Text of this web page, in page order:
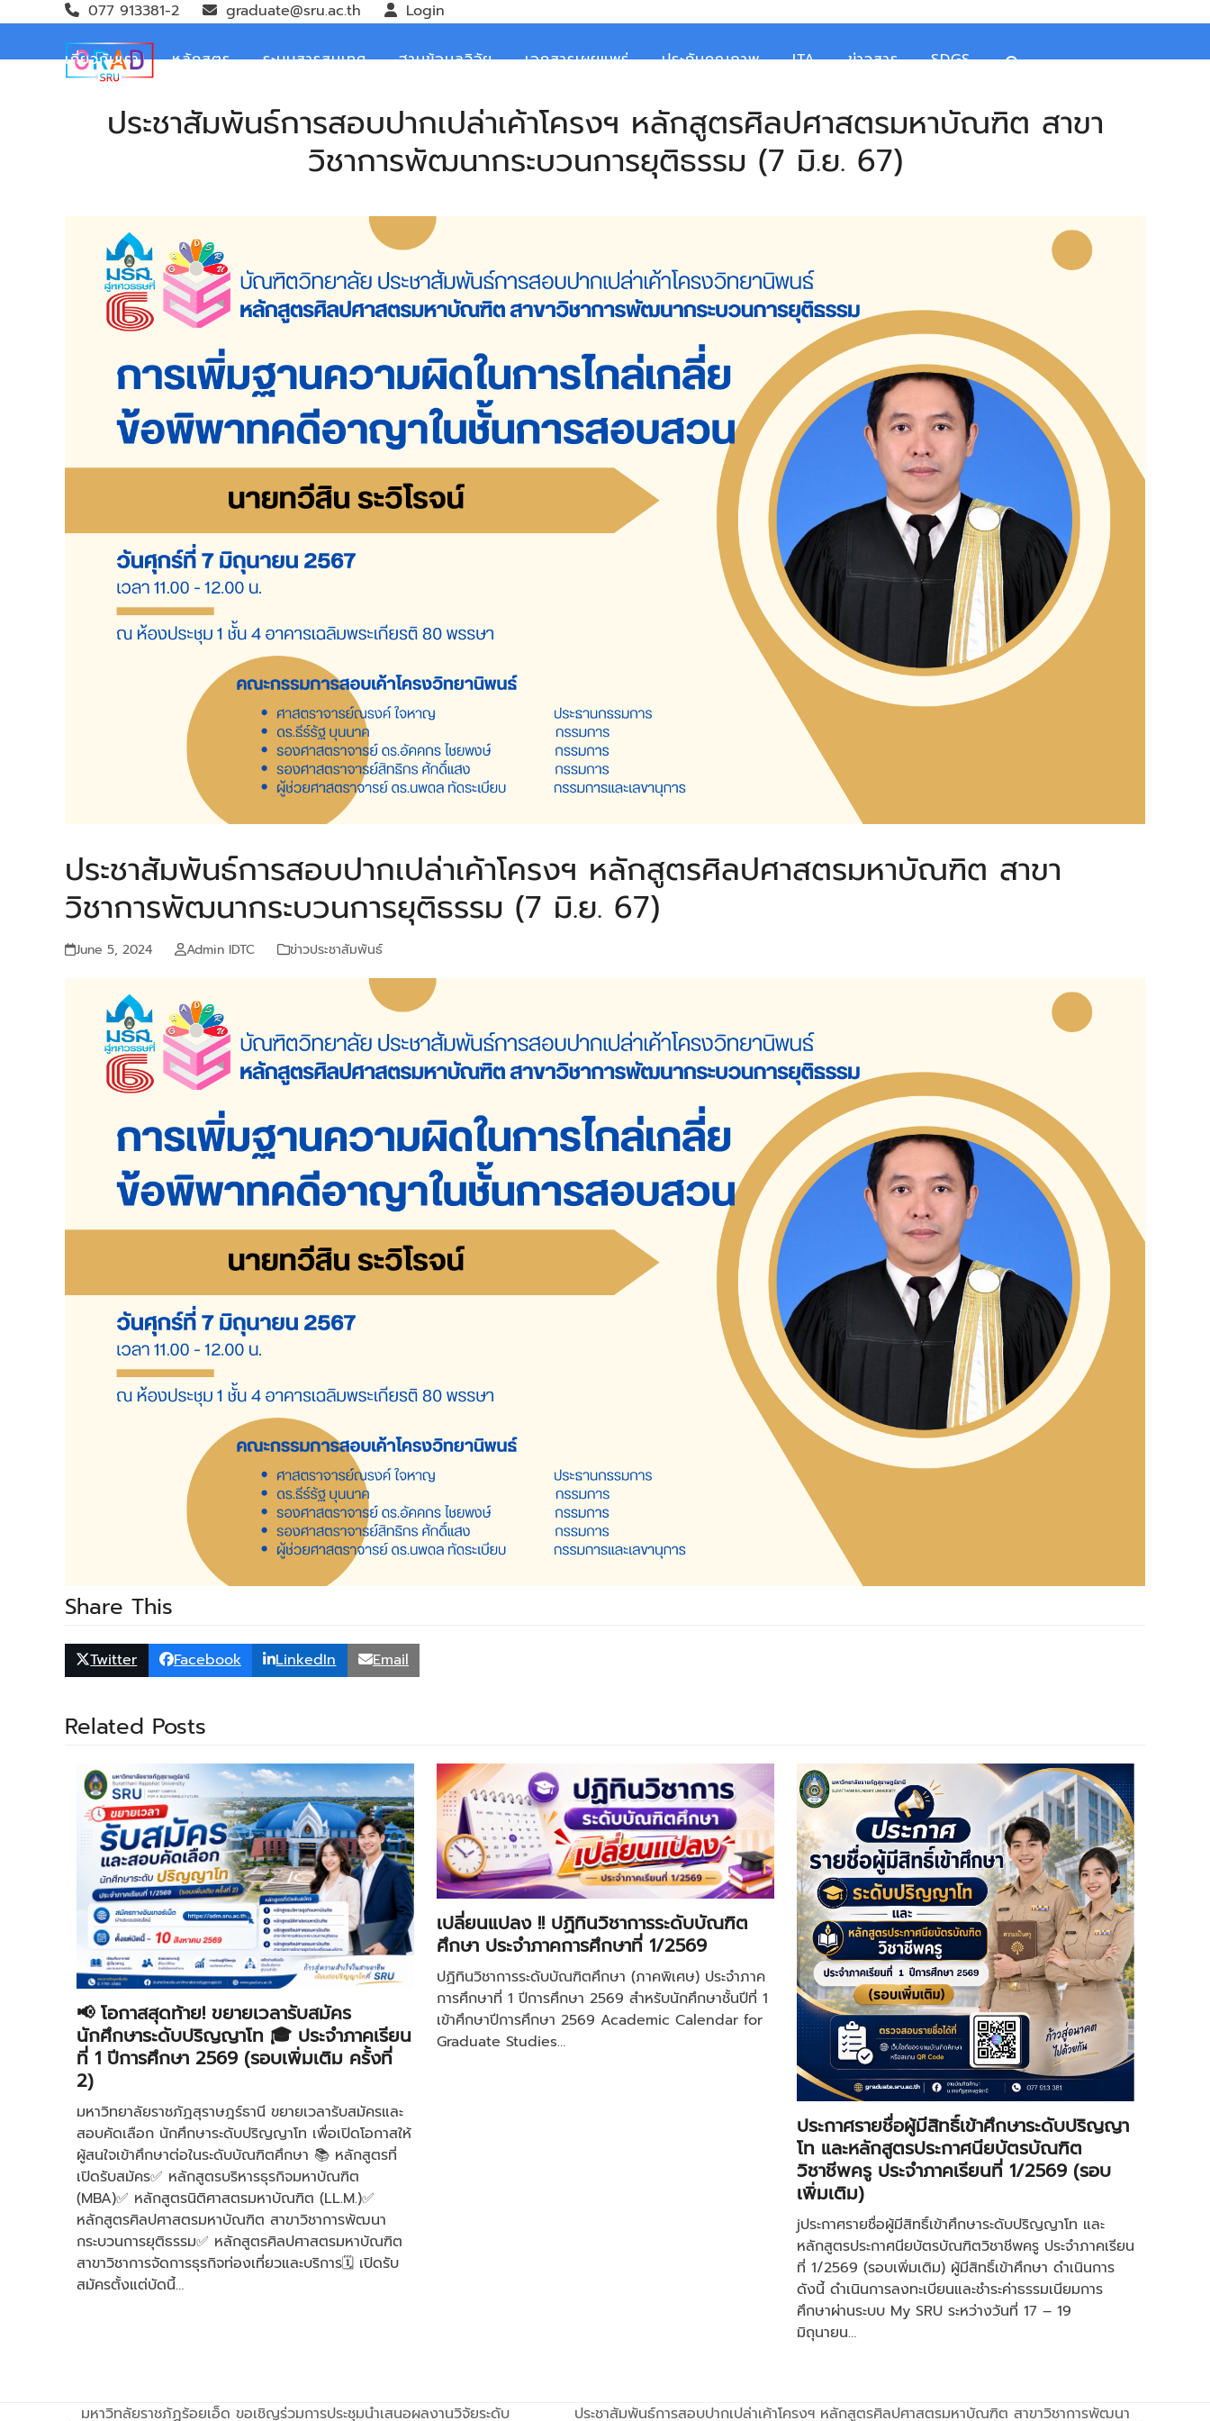
content
077 913381-2 graduate@sru.ac.th Login
เกี่ยวกับเรา หลักสูตร ระบบสารสนเทศ ฐานข้อมูลวิจัย เอกสารเผยแพร่ ประกันคุณภาพ ITA ข่าวสาร SDGS
ประชาสัมพันธ์การสอบปากเปล่าเค้าโครงฯ หลักสูตรศิลปศาสตรมหาบัณฑิต สาขา
วิชาการพัฒนากระบวนการยุติธรรม (7 มิ.ย. 67)
ประชาสัมพันธ์การสอบปากเปล่าเค้าโครงฯ หลักสูตรศิลปศาสตรมหาบัณฑิต สาขา
วิชาการพัฒนากระบวนการยุติธรรม (7 มิ.ย. 67)
June 5, 2024 Admin IDTC ข่าวประชาสัมพันธ์
Share This
Twitter Facebook LinkedIn Email
Related Posts
📢 โอกาสสุดท้าย! ขยายเวลารับสมัคร
นักศึกษาระดับปริญญาโท 🎓 ประจำภาคเรียน
ที่ 1 ปีการศึกษา 2569 (รอบเพิ่มเติม ครั้งที่
2)
มหาวิทยาลัยราชภัฏสุราษฎร์ธานี ขยายเวลารับสมัครและ
สอบคัดเลือก นักศึกษาระดับปริญญาโท เพื่อเปิดโอกาสให้
ผู้สนใจเข้าศึกษาต่อในระดับบัณฑิตศึกษา 📚 หลักสูตรที่
เปิดรับสมัคร✅ หลักสูตรบริหารธุรกิจมหาบัณฑิต
(MBA)✅ หลักสูตรนิติศาสตรมหาบัณฑิต (LL.M.)✅
หลักสูตรศิลปศาสตรมหาบัณฑิต สาขาวิชาการพัฒนา
กระบวนการยุติธรรม✅ หลักสูตรศิลปศาสตรมหาบัณฑิต
สาขาวิชาการจัดการธุรกิจท่องเที่ยวและบริการ🗓 เปิดรับ
สมัครตั้งแต่บัดนี้…
เปลี่ยนแปลง !! ปฏิทินวิชาการระดับบัณฑิต
ศึกษา ประจำภาคการศึกษาที่ 1/2569
ปฏิทินวิชาการระดับบัณฑิตศึกษา (ภาคพิเศษ) ประจำภาค
การศึกษาที่ 1 ปีการศึกษา 2569 สำหรับนักศึกษาชั้นปีที่ 1
เข้าศึกษาปีการศึกษา 2569 Academic Calendar for
Graduate Studies…
ประกาศรายชื่อผู้มีสิทธิ์เข้าศึกษาระดับปริญญา
โท และหลักสูตรประกาศนียบัตรบัณฑิต
วิชาชีพครู ประจำภาคเรียนที่ 1/2569 (รอบ
เพิ่มเติม)
jประกาศรายชื่อผู้มีสิทธิ์เข้าศึกษาระดับปริญญาโท และ
หลักสูตรประกาศนียบัตรบัณฑิตวิชาชีพครู ประจำภาคเรียน
ที่ 1/2569 (รอบเพิ่มเติม) ผู้มีสิทธิ์เข้าศึกษา ดำเนินการ
ดังนี้ ดำเนินการลงทะเบียนและชำระค่าธรรมเนียมการ
ศึกษาผ่านระบบ My SRU ระหว่างวันที่ 17 – 19
มิถุนายน…
มหาวิทลัยราชภัฏร้อยเอ็ด ขอเชิญร่วมการประชุมนำเสนอผลงานวิจัยระดับ ประชาสัมพันธ์การสอบปากเปล่าเค้าโครงฯ หลักสูตรศิลปศาสตรมหาบัณฑิต สาขาวิชาการพัฒนา